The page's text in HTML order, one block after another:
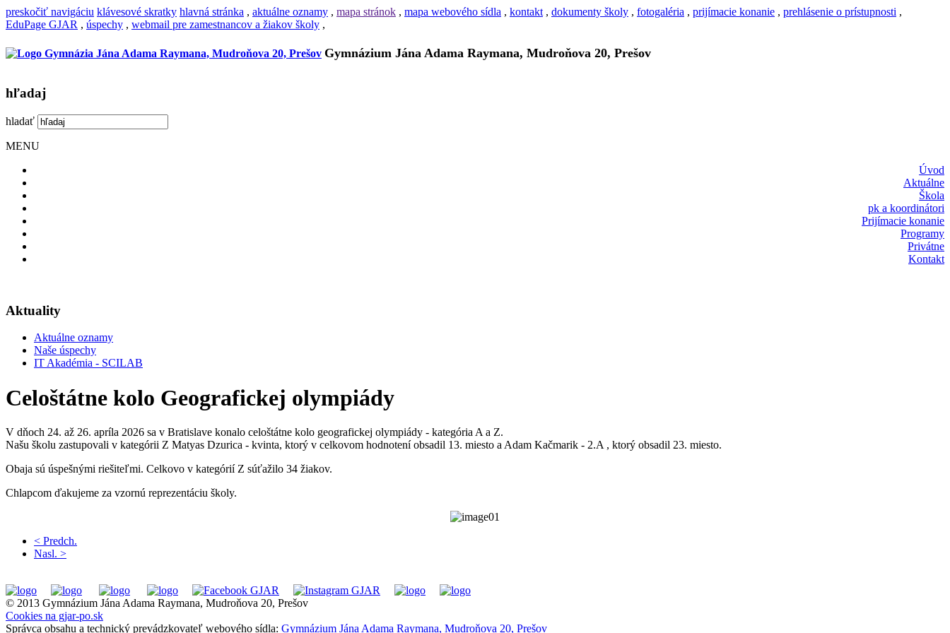
preskočiť navigáciu klávesové skratky hlavná stránka , aktuálne oznamy , mapa stránok , mapa webového sídla , kontakt , dokumenty školy , fotogaléria , prijímacie konanie , prehlásenie o prístupnosti ,
EduPage GJAR , úspechy , webmail pre zamestnancov a žiakov školy ,
Gymnázium Jána Adama Raymana, Mudroňova 20, Prešov
hľadaj
hladať
MENU
Úvod
Aktuálne
Škola
pk a koordinátori
Prijímacie konanie
Programy
Privátne
Kontakt
Aktuality
Aktuálne oznamy
Naše úspechy
IT Akadémia - SCILAB
Celoštátne kolo Geografickej olympiády
V dňoch 24. až 26. apríla 2026 sa v Bratislave konalo celoštátne kolo geografickej olympiády - kategória A a Z.
Našu školu zastupovali v kategórii Z Matyas Dzurica - kvinta, ktorý v celkovom hodnotení obsadil 13. miesto a Adam Kačmarik - 2.A , ktorý obsadil 23. miesto.
Obaja sú úspešnými riešiteľmi. Celkovo v kategórií Z súťažilo 34 žiakov.
Chlapcom ďakujeme za vzornú reprezentáciu školy.
< Predch.
Nasl. >
© 2013 Gymnázium Jána Adama Raymana, Mudroňova 20, Prešov
Cookies na gjar-po.sk
Správca obsahu a technický prevádzkovateľ webového sídla: Gymnázium Jána Adama Raymana, Mudroňova 20, Prešov